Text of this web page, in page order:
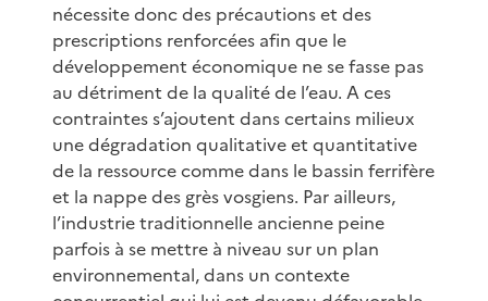
nécessite donc des précautions et des
prescriptions renforcées afin que le
développement économique ne se fasse pas
au détriment de la qualité de l’eau. A ces
contraintes s’ajoutent dans certains milieux
une dégradation qualitative et quantitative
de la ressource comme dans le bassin ferrifère
et la nappe des grès vosgiens. Par ailleurs,
l’industrie traditionnelle ancienne peine
parfois à se mettre à niveau sur un plan
environnemental, dans un contexte